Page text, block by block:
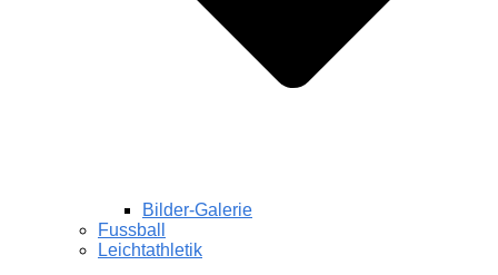
Bilder-Galerie
Fussball
Leichtathletik